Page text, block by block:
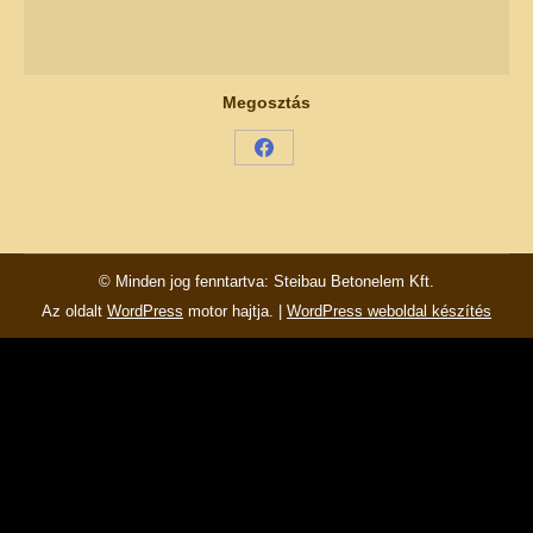
Megosztás
Share
© Minden jog fenntartva: Steibau Betonelem Kft.
Az oldalt WordPress motor hajtja. | WordPress weboldal készítés